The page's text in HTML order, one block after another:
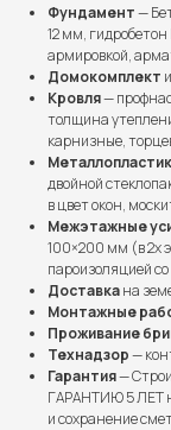
Фундамент—
12 мм,
армировкой,
Домокомплект
Кровля—
толщина
карнизные,
двойной
в цвет окон,
Межэтажные
100×200 мм (в 2х
пароизоляцией
Доставкана
Монтажные
Проживание
Технадзор—
Гарантия—
ГАРАНТИЮ 5 ЛЕТ
и сохранение